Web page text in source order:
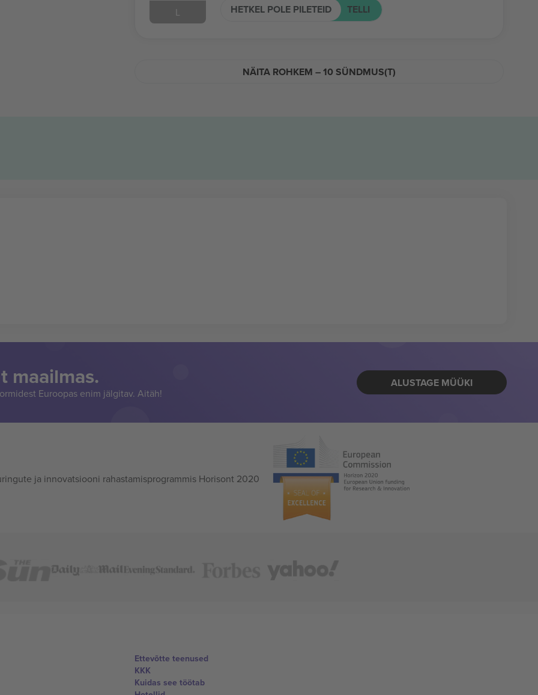
L HETKEL POLE PILETEID TELLI
NÄITA ROHKEM – 10 SÜNDMUS(T)
maailmas.
Euroopas enim jälgitav. Aitäh!
ALUSTAGE MÜÜKI
ja innovatsiooni rahastamisprogrammis Horisont 2020
Ettevõtte teenused
KKK
Kuidas see töötab